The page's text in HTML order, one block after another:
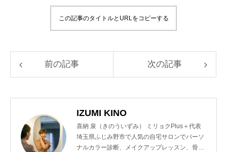
この記事のタイトルとURLをコピーする
前の記事 次の記事
IZUMI KINO
喜納 泉（きのういずみ） ミリョクPlus＋代表
埼玉県ふじみ野市で人気の自宅サロンでパーソ
ナルカラー診断、メイクアップレッスン、骨格